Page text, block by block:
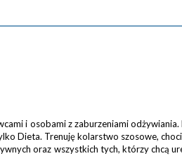
i osobami z zaburzeniami
Dieta. Trenuję kolarstwo szosowe,
oraz wszystkich tych, którzy chcą